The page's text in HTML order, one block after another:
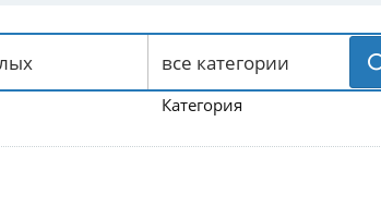
Категория